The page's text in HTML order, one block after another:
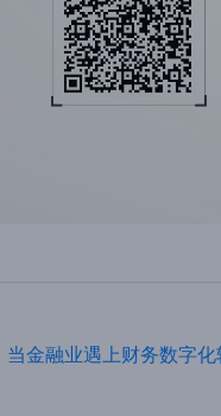
当金融业遇上财务数字